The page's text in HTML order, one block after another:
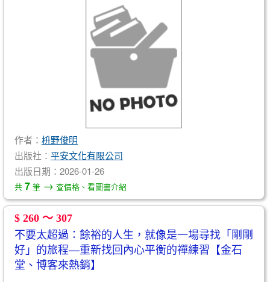
作者： 枡野俊明
出版社： 平安文化有限公司
出版日期：2026-01-26
共 7 筆 → 查價格、看圖書介紹
$ 260 ～ 307
不要太超過：餘裕的人生，就像是一場尋找「剛剛
好」的旅程—重新找回內心平衡的禪練習【金石
堂、博客來熱銷】